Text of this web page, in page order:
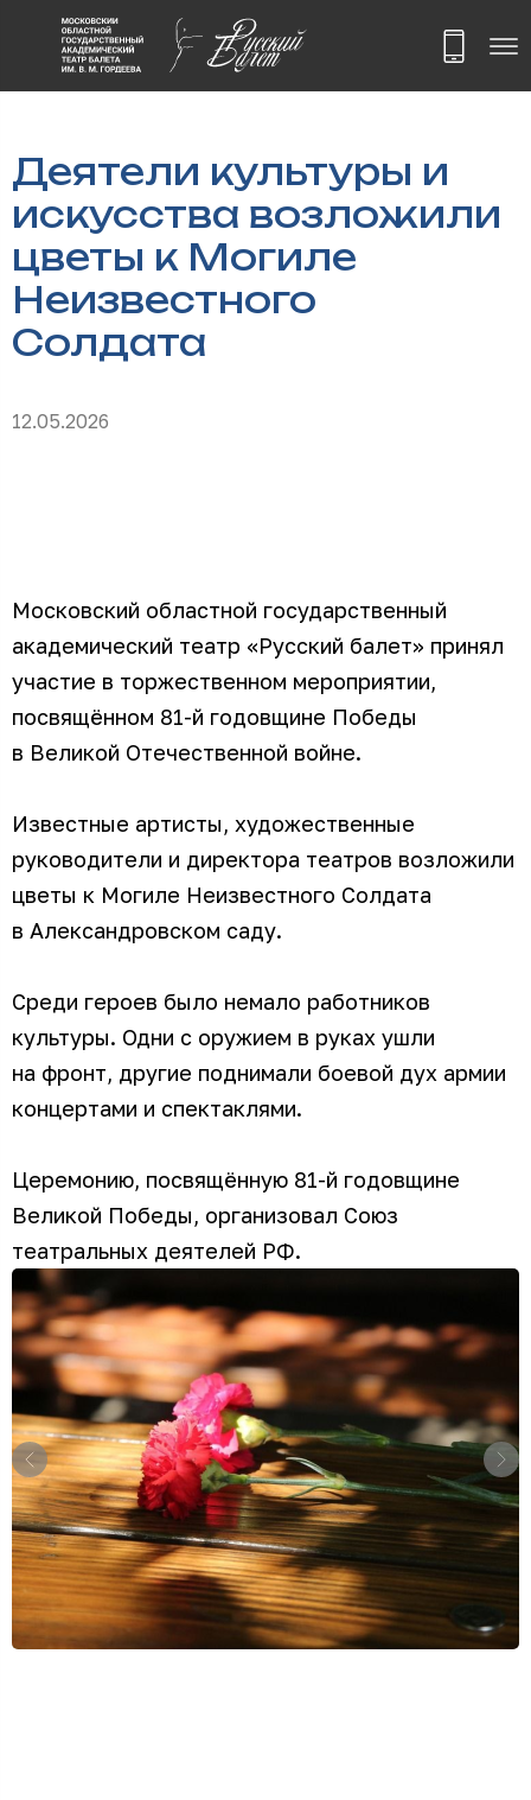
Деятели культуры и
искусства возложили
цветы к Могиле
Неизвестного
Солдата
12.05.2026
Московский областной государственный
академический театр «Русский балет» принял
участие в торжественном мероприятии,
посвящённом 81-й годовщине Победы
в Великой Отечественной войне.
Известные артисты, художественные
руководители и директора театров возложили
цветы к Могиле Неизвестного Солдата
в Александровском саду.
Среди героев было немало работников
культуры. Одни с оружием в руках ушли
на фронт, другие поднимали боевой дух армии
концертами и спектаклями.
Церемонию, посвящённую 81-й годовщине
Великой Победы, организовал Союз
театральных деятелей РФ.